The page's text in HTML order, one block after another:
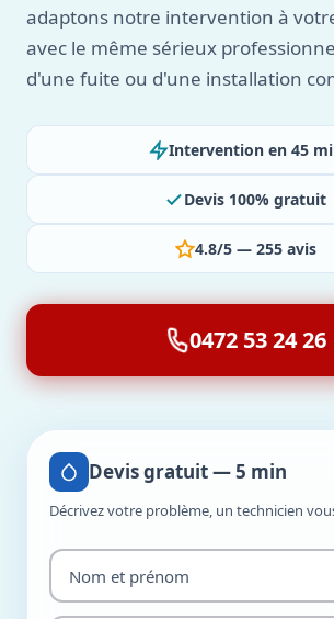
adaptons notre intervention à
avec le même sérieux
d'une fuite ou d'une installation
Intervention en 45
Devis 100% gratuit
4.8/5 — 255 avis
0472 53 24 26
Devis gratuit — 5 min
Décrivez votre problème, un technicien